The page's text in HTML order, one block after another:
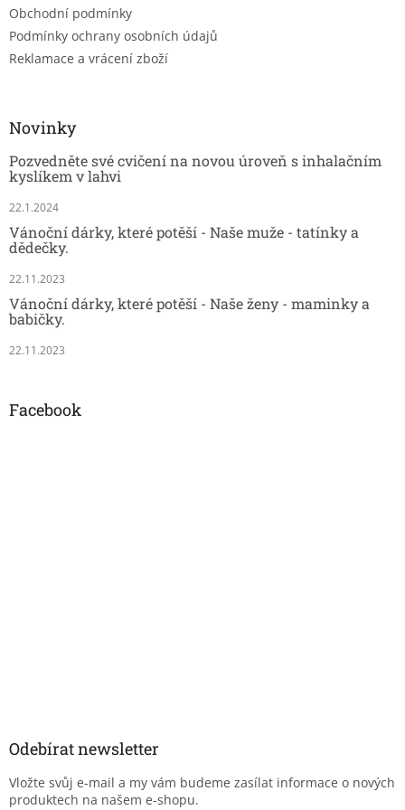
Obchodní podmínky
Podmínky ochrany osobních údajů
Reklamace a vrácení zboží
Novinky
Pozvedněte své cvičení na novou úroveň s inhalačním
kyslíkem v lahvi
22.1.2024
Vánoční dárky, které potěší - Naše muže - tatínky a
dědečky.
22.11.2023
Vánoční dárky, které potěší - Naše ženy - maminky a
babičky.
22.11.2023
Facebook
Odebírat newsletter
Vložte svůj e-mail a my vám budeme zasílat informace o nových
produktech na našem e-shopu.